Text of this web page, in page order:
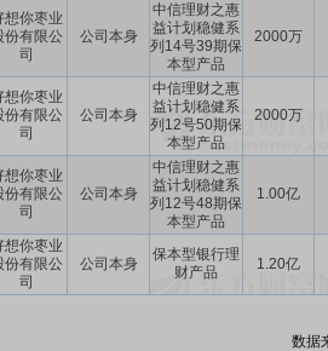
想你枣业
份有限公
司
公司本身
中信理财之惠
益计划稳健系
列14号39期保
本型产品
2000万
想你枣业
份有限公
司
公司本身
中信理财之惠
益计划稳健系
列12号50期保
本型产品
2000万
想你枣业
份有限公
司
公司本身
中信理财之惠
益计划稳健系
列12号48期保
本型产品
1.00亿
想你枣业
份有限公
司
公司本身
保本型银行理
财产品
1.20亿
数据